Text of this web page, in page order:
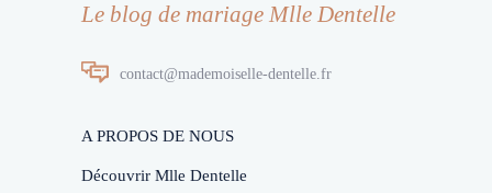
Le blog de mariage Mlle Dentelle
contact@mademoiselle-dentelle.fr
A PROPOS DE NOUS
Découvrir Mlle Dentelle